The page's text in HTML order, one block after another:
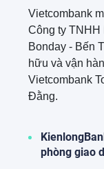
Đằng
Vietcombank
Công ty TNHH
Bonday - Bến
hữu và vận
Vietcombank
Đằng.
phòng giao